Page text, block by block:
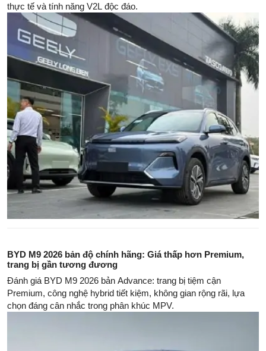
thực tế và tính năng V2L độc đáo.
BYD M9 2026 bản độ chính hãng: Giá thấp hơn Premium,
trang bị gần tương đương
Đánh giá BYD M9 2026 bản Advance: trang bị tiệm cận
Premium, công nghệ hybrid tiết kiệm, không gian rộng rãi, lựa
chọn đáng cân nhắc trong phân khúc MPV.